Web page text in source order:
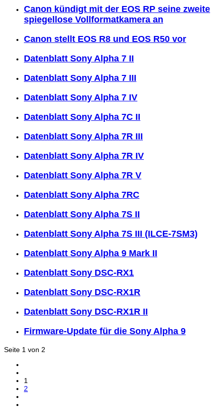
Canon kündigt mit der EOS RP seine zweite
spiegellose Vollformatkamera an
Canon stellt EOS R8 und EOS R50 vor
Datenblatt Sony Alpha 7 II
Datenblatt Sony Alpha 7 III
Datenblatt Sony Alpha 7 IV
Datenblatt Sony Alpha 7C II
Datenblatt Sony Alpha 7R III
Datenblatt Sony Alpha 7R IV
Datenblatt Sony Alpha 7R V
Datenblatt Sony Alpha 7RC
Datenblatt Sony Alpha 7S II
Datenblatt Sony Alpha 7S III (ILCE-7SM3)
Datenblatt Sony Alpha 9 Mark II
Datenblatt Sony DSC-RX1
Datenblatt Sony DSC-RX1R
Datenblatt Sony DSC-RX1R II
Firmware-Update für die Sony Alpha 9
Seite 1 von 2
1
2